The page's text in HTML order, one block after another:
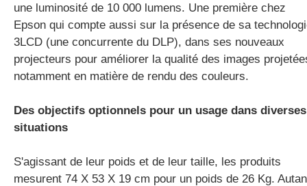
une luminosité de 10 000 lumens. Une première chez
Epson qui compte aussi sur la présence de sa
3LCD (une concurrente du DLP), dans ses nouveaux
projecteurs pour améliorer la qualité des images
notamment en matière de rendu des couleurs.
Des objectifs optionnels pour un usage dans diverses
situations
S'agissant de leur poids et de leur taille, les produits
mesurent 74 X 53 X 19 cm pour un poids de 26 Kg.